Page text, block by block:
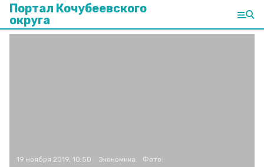
Портал Кочубеевского
округа
19 ноября 2019, 10:50 Экономика Фото: